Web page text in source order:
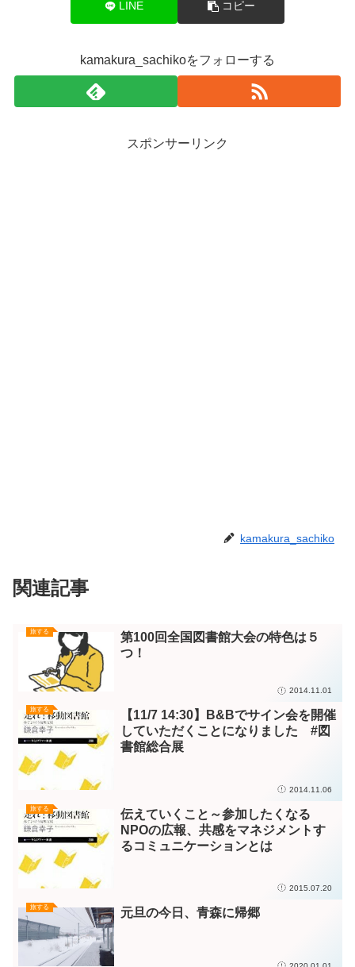
LINE コピー
kamakura_sachikoをフォローする
スポンサーリンク
kamakura_sachiko
関連記事
旅する
第100回全国図書館大会の特色は５
つ！
2014.11.01
旅する
【11/7 14:30】B&Bでサイン会を開催
していただくことになりました #図
書館総合展
2014.11.06
旅する
伝えていくこと～参加したくなる
NPOの広報、共感をマネジメントす
るコミュニケーションとは
2015.07.20
旅する 元旦の今日、青森に帰郷